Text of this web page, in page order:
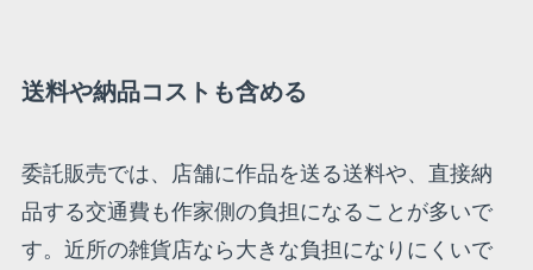
送料や納品コストも含める
委託販売では、店舗に作品を送る送料や、直接納
品する交通費も作家側の負担になることが多いで
す。近所の雑貨店なら大きな負担になりにくいで